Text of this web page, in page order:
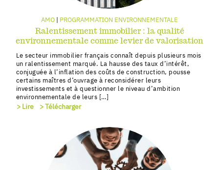
AMO PROGRAMMATION ENVIRONNEMENTALE
Ralentissement immobilier : la qualité
environnementale comme levier de valorisation
Le secteur immobilier français connaît depuis plusieurs mois
un ralentissement marqué. La hausse des taux d’intérêt,
conjuguée à l’inflation des coûts de construction, pousse
certains maîtres d’ouvrage à reconsidérer leurs
investissements et à questionner le niveau d’ambition
environnementale de leurs […]
> Lire > Télécharger